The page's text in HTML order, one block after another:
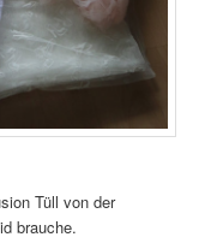
Tüll von der
brauche.